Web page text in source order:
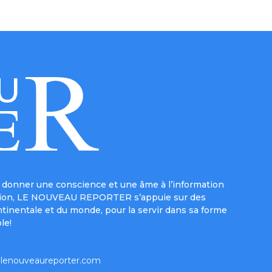
une conscience et une âme à l’information
LE NOUVEAU REPORTER s’appuie sur des
et du monde, pour la servir dans sa forme